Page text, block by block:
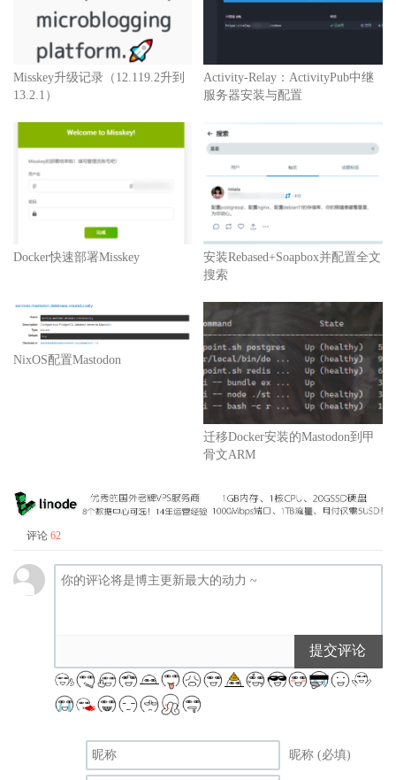
Misskey升级记录（12.119.2升到
13.2.1）
Activity-Relay：ActivityPub中继
服务器安装与配置
Docker快速部署Misskey
安装Rebased+Soapbox并配置全文
搜索
NixOS配置Mastodon
迁移Docker安装的Mastodon到甲
骨文ARM
评论 62
提交评论
昵称 (必填)